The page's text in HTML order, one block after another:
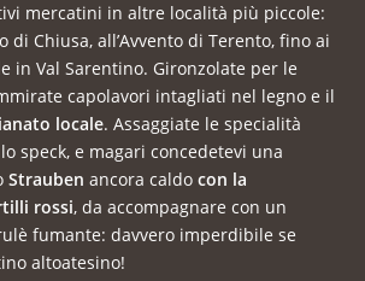
mercatini in altre località più piccole:
di Chiusa, all’Avvento di Terento, fino ai
in Val Sarentino. Gironzolate per le
capolavori intagliati nel legno e il
locale. Assaggiate le specialità
speck, e magari concedetevi una
Strauben ancora caldo con la
rossi, da accompagnare con un
fumante: davvero imperdibile se
altoatesino!